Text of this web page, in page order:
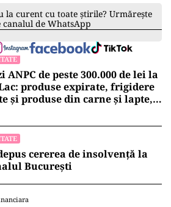
la curent cu toate știrile? Urmărește
canalul de WhatsApp
ANPC de peste 300.000 de lei la
produse expirate, frigidere
și produse din carne și lapte,
cererea de insolvență la
București